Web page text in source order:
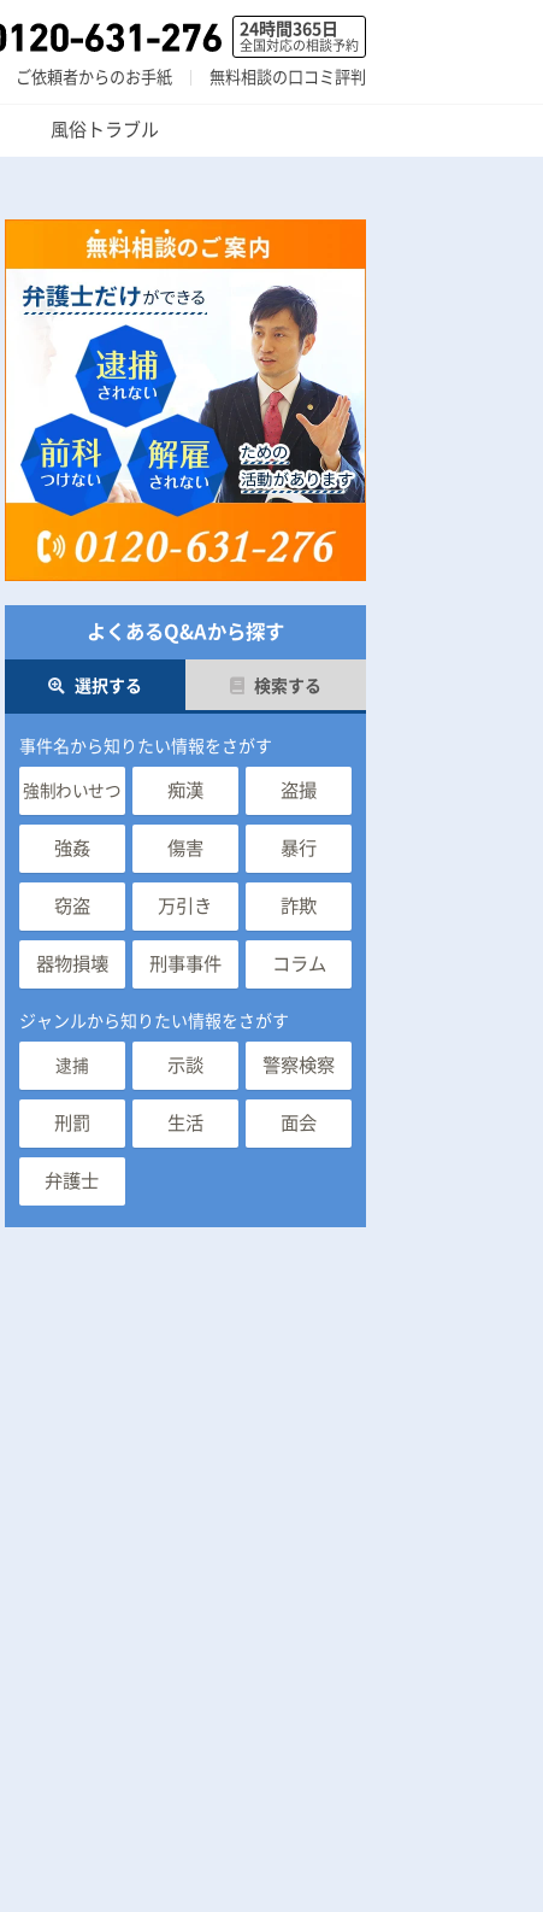
24時間365日
全国対応の相談予約
ご依頼者からのお手紙 無料相談の口コミ評判
風俗トラブル
よくあるQ&Aから探す
選択する 検索する
事件名から知りたい情報をさがす
強制わいせつ 痴漢 盗撮
強姦 傷害 暴行
窃盗 万引き 詐欺
器物損壊 刑事事件 コラム
ジャンルから知りたい情報をさがす
逮捕 示談 警察検察
刑罰 生活 面会
弁護士